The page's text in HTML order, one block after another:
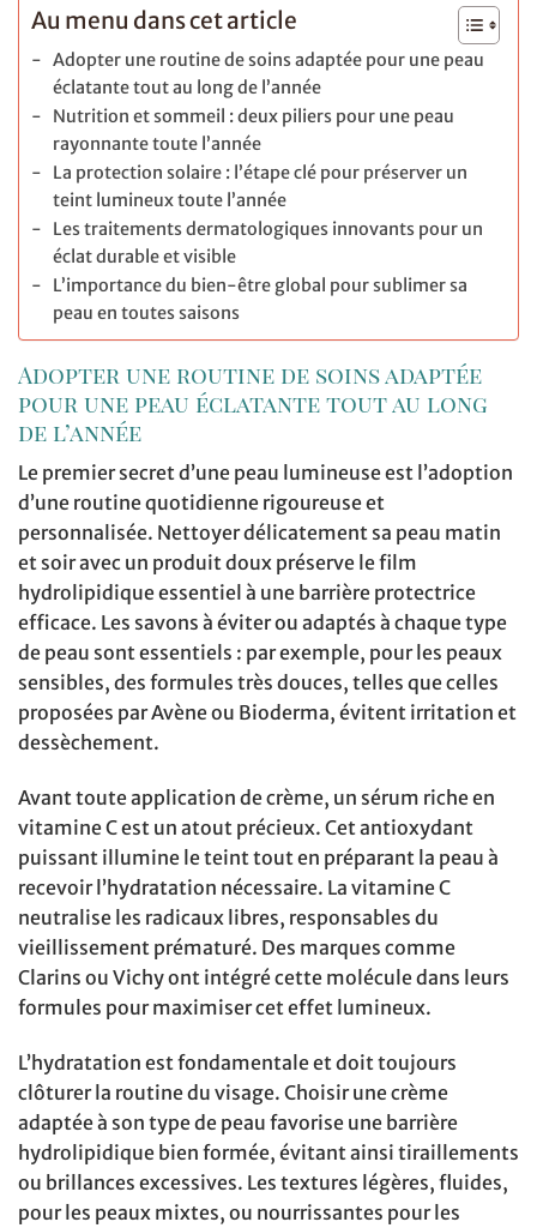
Au menu dans cet article
Adopter une routine de soins adaptée pour une peau
éclatante tout au long de l’année
Nutrition et sommeil : deux piliers pour une peau
rayonnante toute l’année
La protection solaire : l’étape clé pour préserver un
teint lumineux toute l’année
Les traitements dermatologiques innovants pour un
éclat durable et visible
L’importance du bien-être global pour sublimer sa
peau en toutes saisons
Adopter une routine de soins adaptée
pour une peau éclatante tout au long
de l’année
Le premier secret d’une peau lumineuse est l’adoption
d’une routine quotidienne rigoureuse et
personnalisée. Nettoyer délicatement sa peau matin
et soir avec un produit doux préserve le film
hydrolipidique essentiel à une barrière protectrice
efficace. Les savons à éviter ou adaptés à chaque type
de peau sont essentiels : par exemple, pour les peaux
sensibles, des formules très douces, telles que celles
proposées par Avène ou Bioderma, évitent irritation et
dessèchement.
Avant toute application de crème, un sérum riche en
vitamine C est un atout précieux. Cet antioxydant
puissant illumine le teint tout en préparant la peau à
recevoir l’hydratation nécessaire. La vitamine C
neutralise les radicaux libres, responsables du
vieillissement prématuré. Des marques comme
Clarins ou Vichy ont intégré cette molécule dans leurs
formules pour maximiser cet effet lumineux.
L’hydratation est fondamentale et doit toujours
clôturer la routine du visage. Choisir une crème
adaptée à son type de peau favorise une barrière
hydrolipidique bien formée, évitant ainsi tiraillements
ou brillances excessives. Les textures légères, fluides,
pour les peaux mixtes, ou nourrissantes pour les